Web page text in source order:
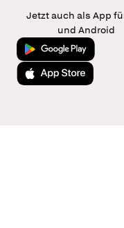
Jetzt auch als App
und Android
Jetzt bei Google Play
Laden im App Store